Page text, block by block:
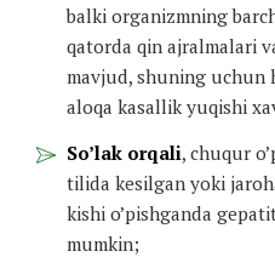
balki organizmning
qatorda qin ajralmalari
mavjud, shuning uchun
aloqa kasallik yuqishi
So’lak orqali, chuqur
tilida kesilgan yoki
kishi o’pishganda
mumkin;